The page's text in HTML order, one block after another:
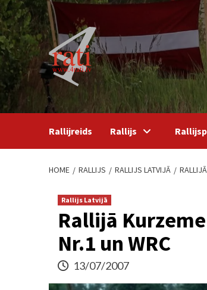
Skip
to
content
Rallijreids Rallijs
HOME RALLIJS RALLIJS LATVIJĀ
Rallijs Latvijā
Rallijā
Nr.1 un WRC
13/07/2007